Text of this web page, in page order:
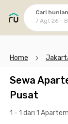
Cari
7 Agt 26 -
Home
Sewa
Pusat
1 - 1 dari 1